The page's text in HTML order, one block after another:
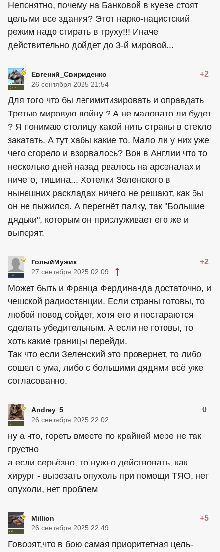
Непонятно, почему на Банковой в куеве стоят
целыми все здания? Этот нарко-нацистский
режим надо стирать в труху!!! Иначе
действительно дойдет до 3-й мировой...
Евгений_Свириденко +2
26 сентября 2025 21:54
Для того что бы легимитизировать и оправдать
Третью мировую войну ? А не маловато ли будет
? Я понимаю столицу какой нить страны в стекло
закатать. А тут хабы какие то. Мало ли у них уже
чего сгорело и взорвалось? Вон в Англии что то
несколько дней назад рвалось на арсеналах и
ничего, тишина... Хотелки Зеленского в
нынешних раскладах ничего не решают, как бы
он не пыжился. А перегнёт палку, так "Большие
дядьки", которым он прислуживает его же и
выпорят.
ГолыйМужик +2
27 сентября 2025 02:09
Может быть и Франца Фердинанда достаточно, и
чешской радиостанции. Если страны готовы, то
любой повод сойдет, хотя его и постараются
сделать убедительным. А если не готовы, то
хоть какие границы перейди.
Так что если Зеленский это провернет, то либо
сошел с ума, либо с большими дядями всё уже
согласованно.
Andrey_5 0
26 сентября 2025 22:02
ну а что, гореть вместе по крайней мере не так
грустно
а если серьёзно, то нужно действовать, как
хирург - вырезать опухоль при помощи ТЯО, нет
опухоли, нет проблем
Million +5
26 сентября 2025 22:49
Говорят,что в бою самая приоритетная цель-